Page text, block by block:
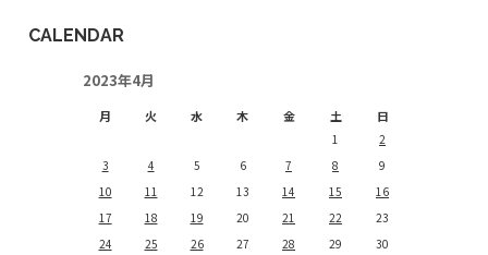
CALENDAR
2023年4月
月 火 水 木 金 土 日
1
2
3
4 5 6 7 8
9
10
11 12 13 14 15
16
17
18 19 20 21 22
23
24
25 26 27 28 29 30